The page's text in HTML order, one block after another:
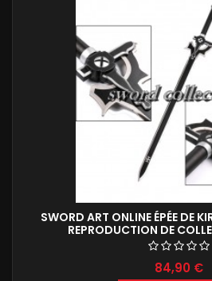
SWORD ART ONLINE ÉPÉE DE
REPRODUCTION DE
84,90 €